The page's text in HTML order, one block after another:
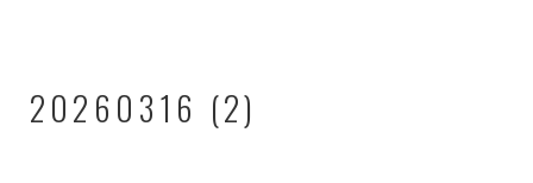
20260316 (2)